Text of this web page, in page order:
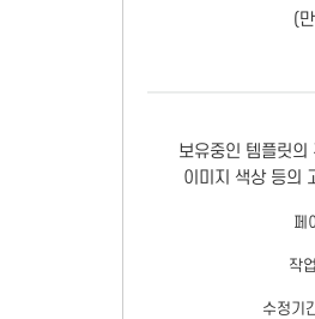
(
보유중인 템플릿의
이미지 색상 등의
페
작
수정기